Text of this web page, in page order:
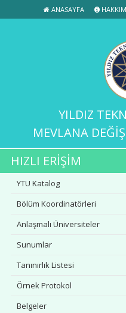
ANASAYFA
YILDIZ
MEVLANA
HIZLI ERİŞİM
YTU Katalog
Bölüm Koordinatörleri
Anlaşmalı Üniversiteler
Sunumlar
Tanınırlık Listesi
Örnek Protokol
Belgeler